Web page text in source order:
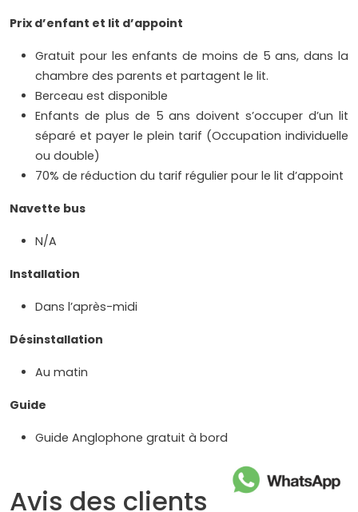
Prix d’enfant et lit d’appoint
Gratuit pour les enfants de moins de 5 ans, dans la
chambre des parents et partagent le lit.
Berceau est disponible
Enfants de plus de 5 ans doivent s’occuper d’un lit
séparé et payer le plein tarif (Occupation individuelle
ou double)
70% de réduction du tarif régulier pour le lit d’appoint
Navette bus
N/A
Installation
Dans l’après-midi
Désinstallation
Au matin
Guide
Guide Anglophone gratuit à bord
Avis des clients